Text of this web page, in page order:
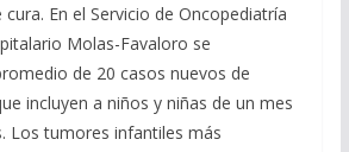
En el Servicio de Oncopediatría
Molas-Favaloro se
de 20 casos nuevos de
incluyen a niños y niñas de un mes
Los tumores infantiles más